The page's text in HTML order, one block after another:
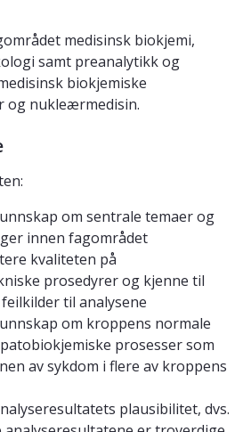
medisinsk biokjemi,
samt preanalytikk og
biokjemiske
og nukleærmedisin.
om sentrale temaer og
innen fagområdet
kvaliteten på
prosedyrer og kjenne til
til analysene
om kroppens normale
prosesser som
av sykdom i flere av kroppens
plausibilitet, dvs.